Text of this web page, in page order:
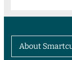
About